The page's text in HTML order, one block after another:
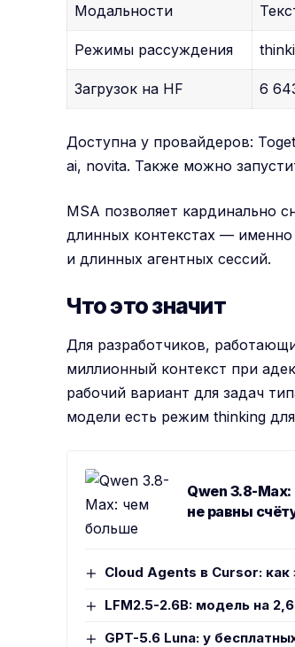
Модальности
Режимы рассуждения
Загрузок на HF 6
Доступна у провайдеров:
ai, novita. Также можно
MSA позволяет кардинально
длинных контекстах —
и длинных агентных сессий.
Что это значит
Для разработчиков,
миллионный контекст при
рабочий вариант для задач
модели есть режим thinking
Qwen 3.8-
не равны
Cloud Agents в Cursor:
LFM2.5-2.6B: модель на
GPT-5.6 Luna: у